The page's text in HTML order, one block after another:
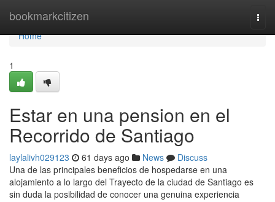
bookmarkcitizen
Home
Home
1
Estar en una pension en el
Recorrido de Santiago
laylalivh029123 61 days ago News
Discuss
Una de las principales beneficios de hospedarse en una
alojamiento a lo largo del Trayecto de la ciudad de Santiago es
sin duda la posibilidad de conocer una genuina experiencia